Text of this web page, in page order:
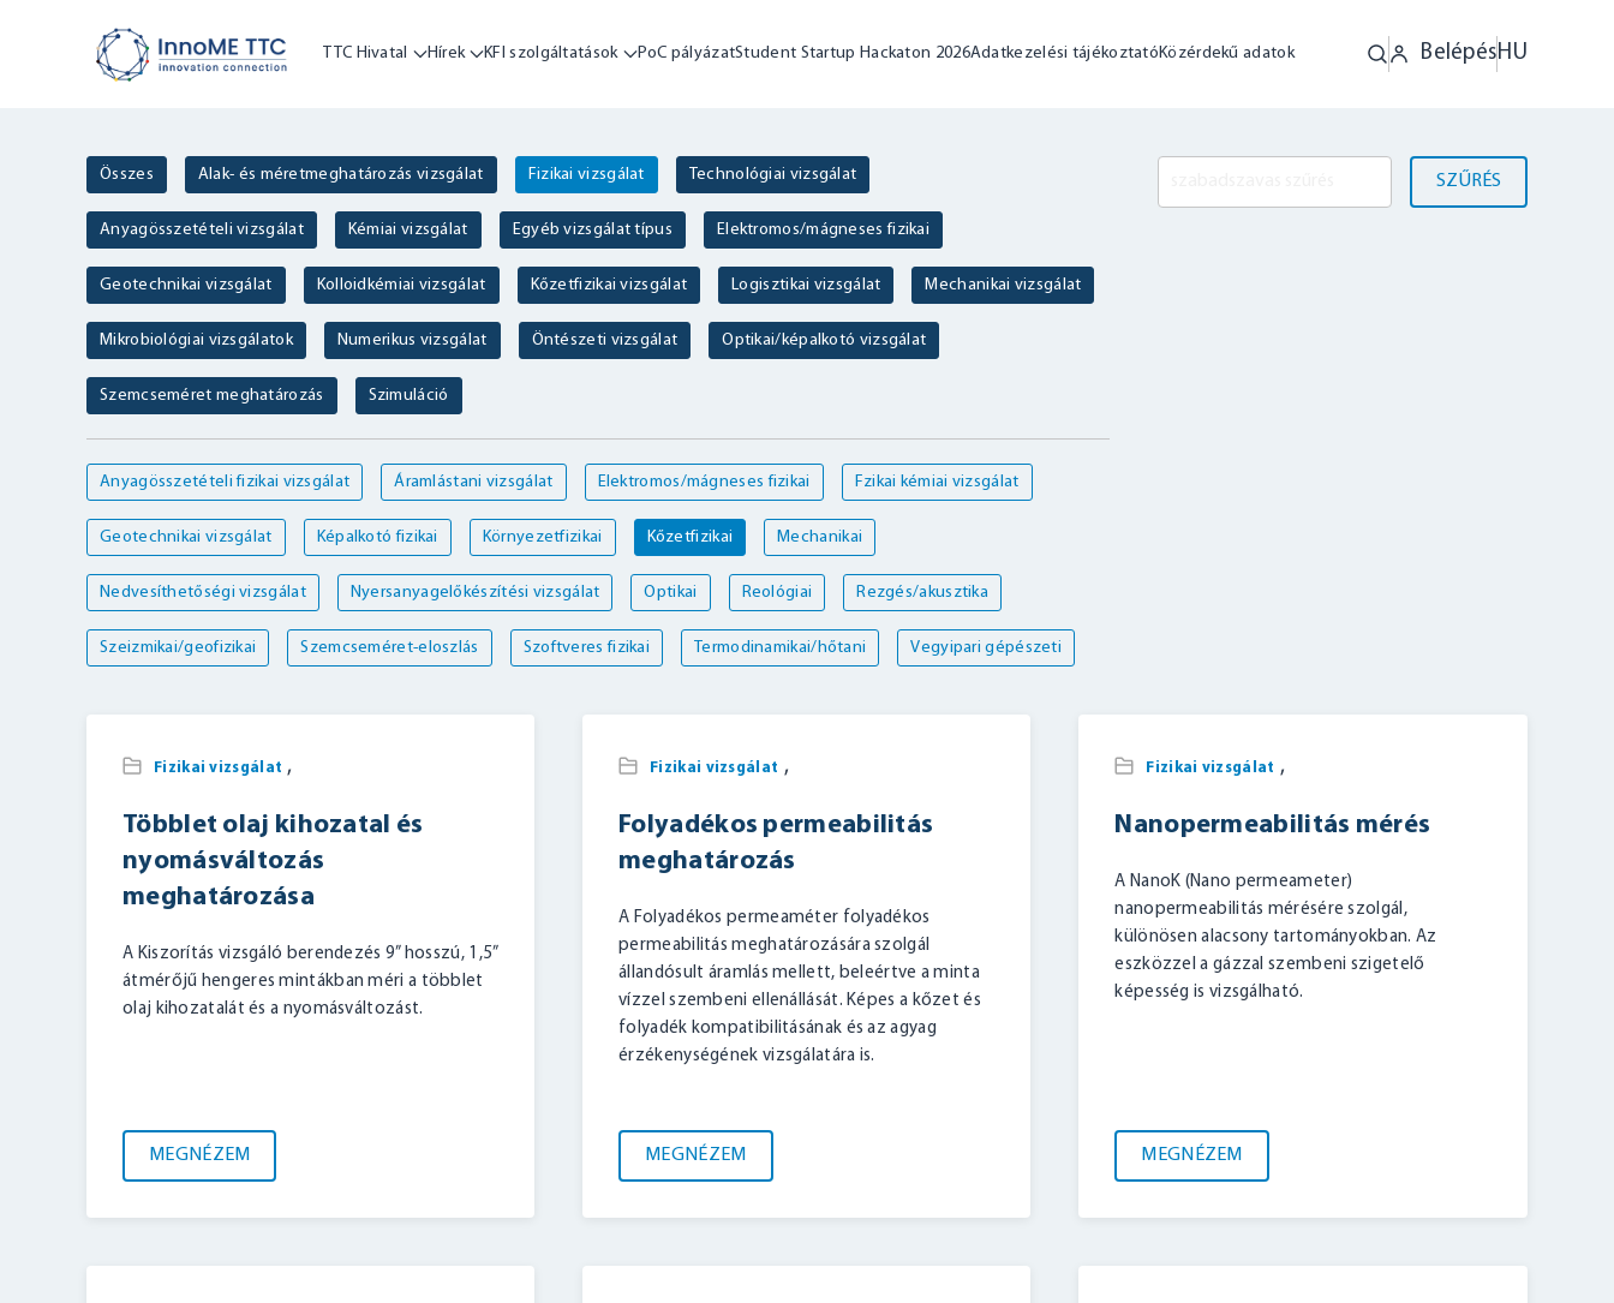
TTC Hivatal Hírek KFI szolgáltatások PoC pályázatStudent Startup Hackaton 2026Adatkezelési tájékoztatóKözérdekű adatok BelépésHU
Összes Alak- és méretmeghatározás vizsgálat Fizikai vizsgálat Technológiai vizsgálat
Anyagösszetételi vizsgálat Kémiai vizsgálat Egyéb vizsgálat típus Elektromos/mágneses fizikai
Geotechnikai vizsgálat Kolloidkémiai vizsgálat Kőzetfizikai vizsgálat Logisztikai vizsgálat Mechanikai vizsgálat
Mikrobiológiai vizsgálatok Numerikus vizsgálat Öntészeti vizsgálat Optikai/képalkotó vizsgálat
Szemcseméret meghatározás Szimuláció
Anyagösszetételi fizikai vizsgálat Áramlástani vizsgálat Elektromos/mágneses fizikai Fzikai kémiai vizsgálat
Geotechnikai vizsgálat Képalkotó fizikai Környezetfizikai Kőzetfizikai Mechanikai
Nedvesíthetőségi vizsgálat Nyersanyagelőkészítési vizsgálat Optikai Reológiai Rezgés/akusztika
Szeizmikai/geofizikai Szemcseméret-eloszlás Szoftveres fizikai Termodinamikai/hőtani Vegyipari gépészeti
SZŰRÉS
Fizikai vizsgálat ,
Többlet olaj kihozatal és
nyomásváltozás
meghatározása
A Kiszorítás vizsgáló berendezés 9” hosszú, 1,5”
átmérőjű hengeres mintákban méri a többlet
olaj kihozatalát és a nyomásváltozást.
MEGNÉZEM
Fizikai vizsgálat ,
Folyadékos permeabilitás
meghatározás
A Folyadékos permeaméter folyadékos
permeabilitás meghatározására szolgál
állandósult áramlás mellett, beleértve a minta
vízzel szembeni ellenállását. Képes a kőzet és
folyadék kompatibilitásának és az agyag
érzékenységének vizsgálatára is.
MEGNÉZEM
Fizikai vizsgálat ,
Nanopermeabilitás mérés
A NanoK (Nano permeameter)
nanopermeabilitás mérésére szolgál,
különösen alacsony tartományokban. Az
eszközzel a gázzal szembeni szigetelő
képesség is vizsgálható.
MEGNÉZEM